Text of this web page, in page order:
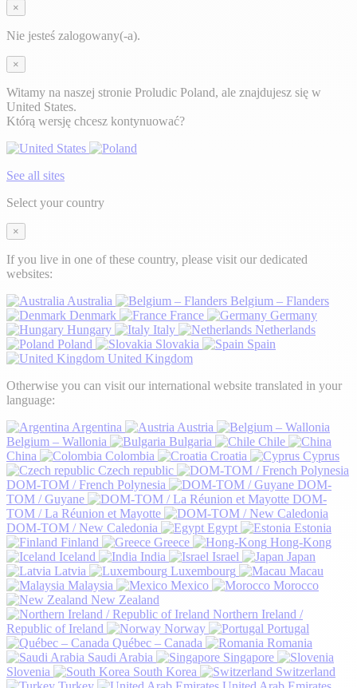
×
Nie jesteś zalogowany(-a).
×
Witamy na naszej stronie Proludic Poland, ale znajdujesz się w
United States.
Którą wersję chcesz kontynuować?
See all sites
Select your country
×
If you live in one of these country, please visit our dedicated
websites:
Australia
Belgium – Flanders
Denmark
France
Germany
Hungary
Italy
Netherlands
Poland
Slovakia
Spain
United Kingdom
Otherwise you can visit our international website translated in your
language:
Argentina
Austria
Belgium – Wallonia
Bulgaria
Chile
China
Colombia Croatia
Cyprus
Czech republic
DOM-TOM / French Polynesia
DOM-
TOM / Guyane
DOM-
TOM / La Réunion et Mayotte
DOM-TOM / New Caledonia
Egypt
Estonia
Finland
Greece
Hong-Kong
Iceland
India Israel
Japan
Latvia
Luxembourg
Macau
Malaysia
Mexico
Morocco
New Zealand
Northern Ireland /
Republic of Ireland
Norway
Portugal
Québec – Canada
Romania
Saudi Arabia
Singapore
Slovenia
South Korea
Switzerland